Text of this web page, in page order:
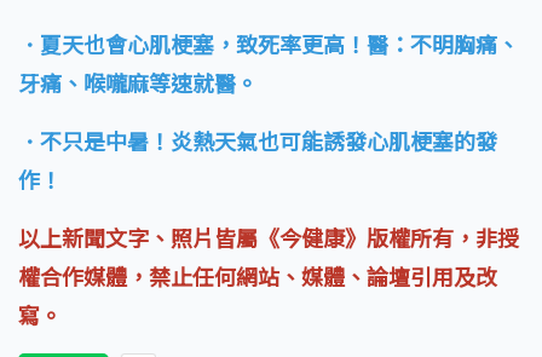
．夏天也會心肌梗塞，致死率更高！醫：不明胸痛、
牙痛、喉嚨麻等速就醫。
．不只是中暑！炎熱天氣也可能誘發心肌梗塞的發
作！
以上新聞文字、照片皆屬《今健康》版權所有，非授
權合作媒體，禁止任何網站、媒體、論壇引用及改
寫。